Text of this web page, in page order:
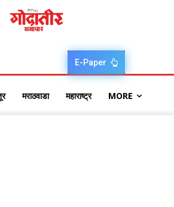
E-Paper
मराठवाडा महाराष्ट्र MORE